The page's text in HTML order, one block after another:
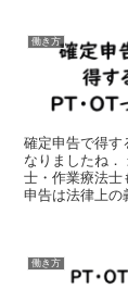
働き方
確定申告で得す
なりましたね
士・作業療法士
申告は法律上の
働き方